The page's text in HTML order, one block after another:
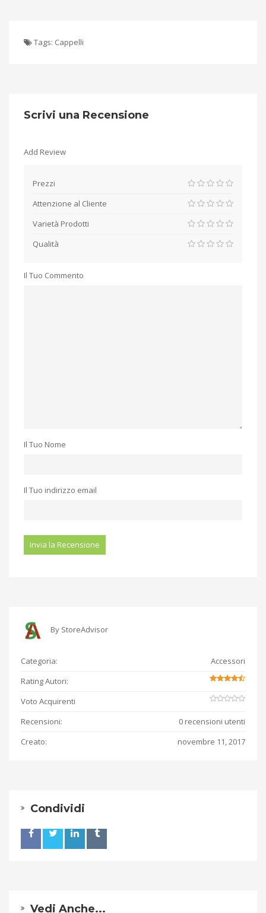
Tags: Cappelli
Scrivi una Recensione
Add Review
Prezzi
Attenzione al Cliente
Varietà Prodotti
Qualità
Il Tuo Commento
Il Tuo Nome
Il Tuo indirizzo email
By StoreAdvisor
Categoria:
Accessori
Rating Autori:
Voto Acquirenti
Recensioni:
0 recensioni utenti
Creato:
novembre 11, 2017
Condividi
Vedi Anche...